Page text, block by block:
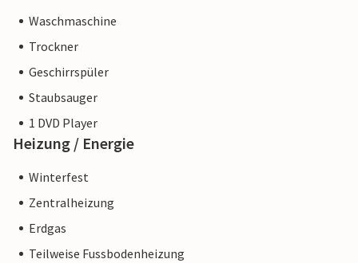
Waschmaschine
Trockner
Geschirrspüler
Staubsauger
1 DVD Player
Heizung / Energie
Winterfest
Zentralheizung
Erdgas
Teilweise Fussbodenheizung